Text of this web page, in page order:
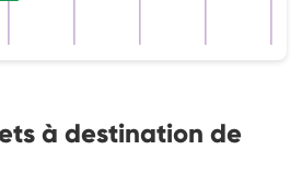
à destination de